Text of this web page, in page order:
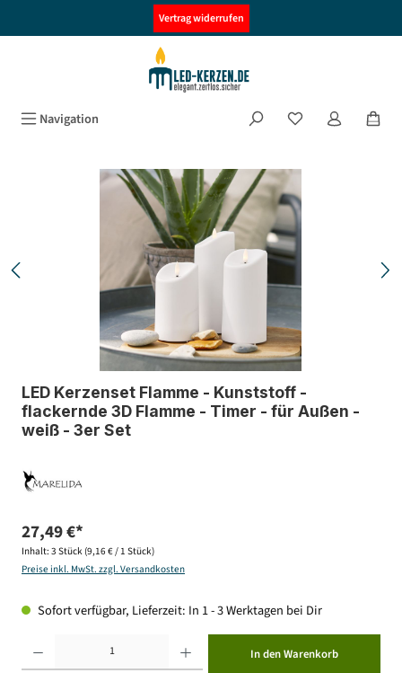
Vertrag widerrufen
Navigation
Bildergalerie überspringen
LED Kerzenset Flamme - Kunststoff -
flackernde 3D Flamme - Timer - für Außen -
weiß - 3er Set
27,49 €*
Inhalt: 3 Stück (9,16 € / 1 Stück)
Preise inkl. MwSt. zzgl. Versandkosten
Sofort verfügbar, Lieferzeit: In 1 - 3 Werktagen bei Dir
In den Warenkorb